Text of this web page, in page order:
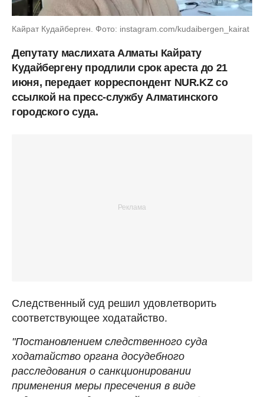
Кайрат Кудайберген. Фото: instagram.com/kudaibergen_kairat
Депутату маслихата Алматы Кайрату
Кудайбергену продлили срок ареста до 21
июня, передает корреспондент NUR.KZ со
ссылкой на пресс-службу Алматинского
городского суда.
Следственный суд решил удовлетворить
соответствующее ходатайство.
"Постановлением следственного суда
ходатайство органа досудебного
расследования о санкционировании
применения меры пресечения в виде